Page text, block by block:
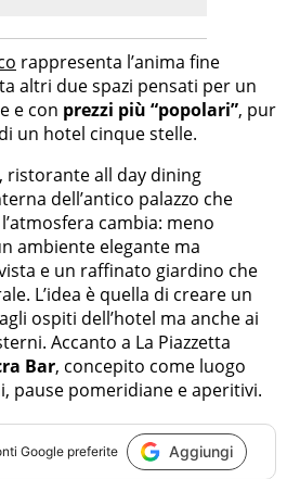
rappresenta l’anima fine
altri due spazi pensati per un
e con prezzi più “popolari”, pur
un hotel cinque stelle.
, ristorante all day dining
dell’antico palazzo che
cambia: meno
ambiente elegante ma
e un raffinato giardino che
L’idea è quella di creare un
ospiti dell’hotel ma anche ai
Accanto a La Piazzetta
Bar, concepito come luogo
pause pomeridiane e aperitivi.
Google preferite Aggiungi